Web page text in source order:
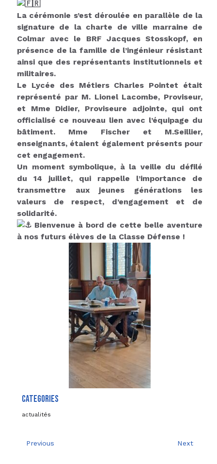
La cérémonie s’est déroulée en parallèle de la
signature de la charte de ville marraine de
Colmar avec le BRF Jacques Stosskopf, en
présence de la famille de l’ingénieur résistant
ainsi que des représentants institutionnels et
militaires.
Le Lycée des Métiers Charles Pointet était
représenté par M. Lionel Lacombe, Proviseur,
et Mme Didier, Proviseure adjointe, qui ont
officialisé ce nouveau lien avec l’équipage du
bâtiment. Mme Fischer et M.Seillier,
enseignants, étaient également présents pour
cet engagement.
Un moment symbolique, à la veille du défilé
du 14 juillet, qui rappelle l’importance de
transmettre aux jeunes générations les
valeurs de respect, d’engagement et de
solidarité.
Bienvenue à bord de cette belle aventure
à nos futurs élèves de la Classe Défense !
CATEGORIES
actualités
Previous Next